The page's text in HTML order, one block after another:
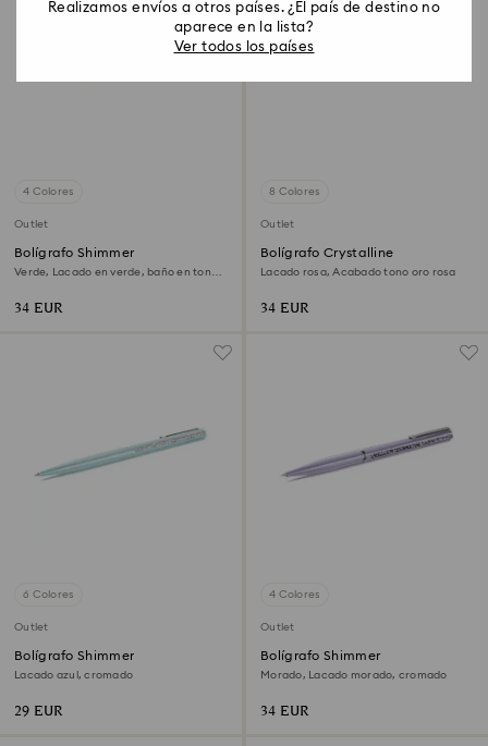
4 Colores
Outlet
Bolígrafo Shimmer
Verde, Lacado en verde, baño en tono
34 EUR
8 Colores
Outlet
Bolígrafo Crystalline
Lacado rosa, Acabado tono oro rosa
34 EUR
6 Colores
Outlet
Bolígrafo Shimmer
Lacado azul, cromado
29 EUR
4 Colores
Outlet
Bolígrafo Shimmer
Morado, Lacado morado, cromado
34 EUR
Realizamos envíos a otros países. ¿El país de destino no
aparece en la lista?
Ver todos los países